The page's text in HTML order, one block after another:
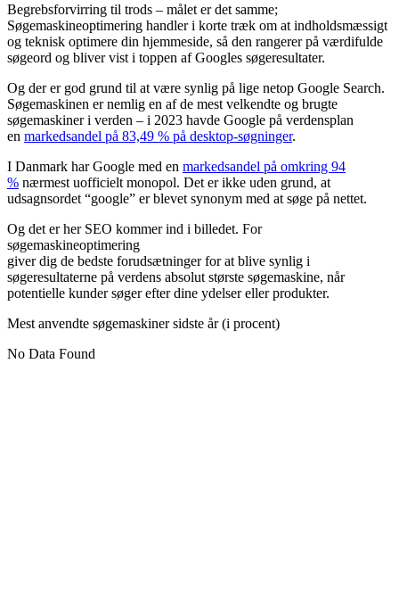
Begrebsforvirring til trods – målet er det samme;
Søgemaskineoptimering handler i korte træk om at indholdsmæssigt
og teknisk optimere din hjemmeside, så den rangerer på værdifulde
søgeord og bliver vist i toppen af Googles søgeresultater.
Og der er god grund til at være synlig på lige netop Google Search.
Søgemaskinen er nemlig en af de mest velkendte og brugte
søgemaskiner i verden – i 2023 havde Google på verdensplan
en markedsandel på 83,49 % på desktop-søgninger.
I Danmark har Google med en markedsandel på omkring 94
% nærmest uofficielt monopol. Det er ikke uden grund, at
udsagnsordet “google” er blevet synonym med at søge på nettet.
Og det er her SEO kommer ind i billedet. For
søgemaskineoptimering
giver dig de bedste forudsætninger for at blive synlig i
søgeresultaterne på verdens absolut største søgemaskine, når
potentielle kunder søger efter dine ydelser eller produkter.
Mest anvendte søgemaskiner sidste år (i procent)
No Data Found